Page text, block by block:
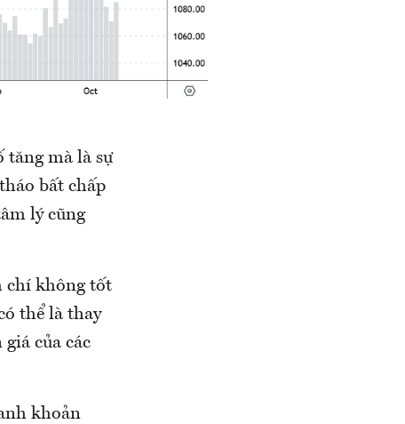
tăng mà là sự
bất chấp
lý cũng
chí không tốt
thể là thay
của các
khoản